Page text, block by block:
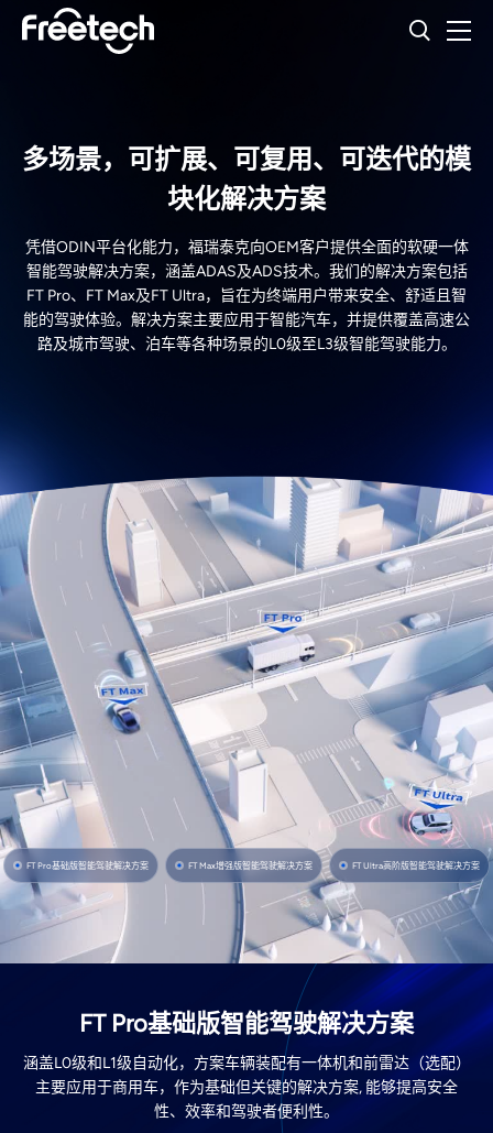
多场景，可扩展、可复用、可迭代的模
块化解决方案
凭借ODIN平台化能力，福瑞泰克向OEM客户提供全面的软硬一体
智能驾驶解决方案，涵盖ADAS及ADS技术。我们的解决方案包括
FT Pro、FT Max及FT Ultra，旨在为终端用户带来安全、舒适且智
能的驾驶体验。解决方案主要应用于智能汽车，并提供覆盖高速公
路及城市驾驶、泊车等各种场景的L0级至L3级智能驾驶能力。
FT Pro基础版智能驾驶解决方案 FT Max增强版智能驾驶解决方案 FT Ultra高阶版智能驾驶解决方案
FT Pro基础版智能驾驶解决方案
涵盖L0级和L1级自动化，方案车辆装配有一体机和前雷达（选配）
主要应用于商用车，作为基础但关键的解决方案, 能够提高安全
性、效率和驾驶者便利性。